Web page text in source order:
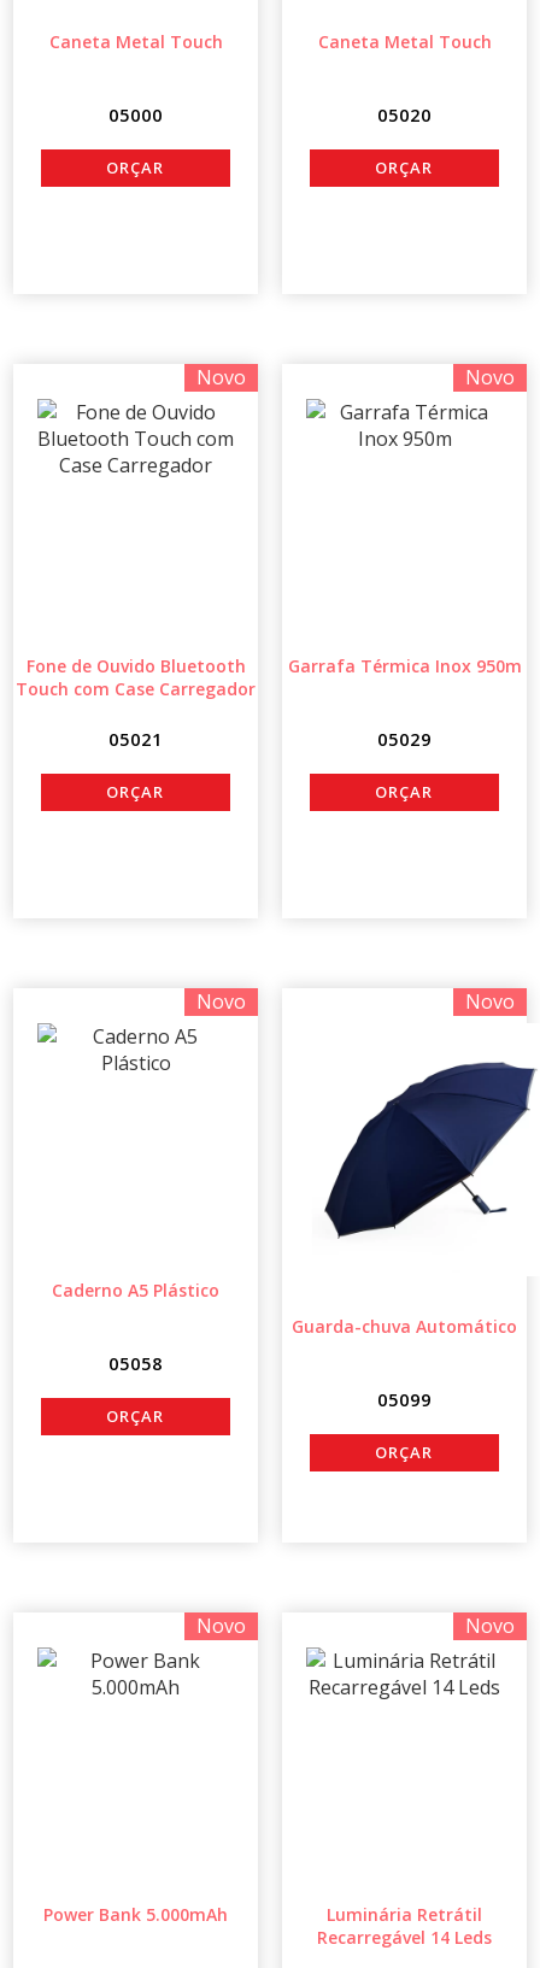
Caneta Metal Touch
05000
Caneta Metal Touch
05020
Novo
Fone de Ouvido Bluetooth
Touch com Case Carregador
05021
Novo
Garrafa Térmica Inox 950m
05029
Novo
Caderno A5 Plástico
05058
Novo
Guarda-chuva Automático
05099
Novo
Power Bank 5.000mAh
Novo
Luminária Retrátil
Recarregável 14 Leds